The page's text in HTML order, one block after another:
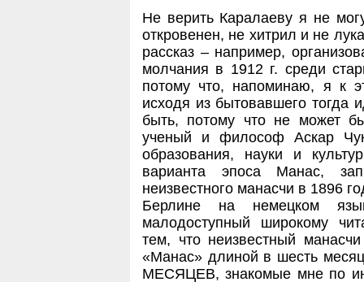
Не верить Каралаеву я не
откровенен, не хитрил и не
рассказ – например,
молчания в 1912 г. среди
потому что, напоминаю, я к
исходя из бытовавшего тогда
быть, потому что не может
ученый и философ Аскар
образования, науки и
варианта эпоса Манас,
неизвестного манасчи в 1896
Берлине на немецком
малодоступный широкому
тем, что неизвестный
«Манас» длиной в шесть
МЕСЯЦЕВ, знакомые мне по